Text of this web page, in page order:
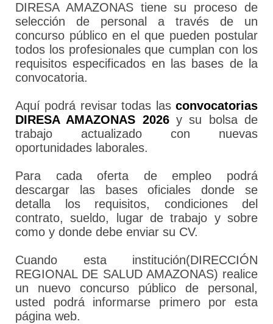
DIRESA AMAZONAS tiene su proceso de
selección de personal a través de un
concurso público en el que pueden postular
todos los profesionales que cumplan con los
requisitos especificados en las bases de la
convocatoria.
Aquí podrá revisar todas las convocatorias
DIRESA AMAZONAS 2026y su bolsa de
trabajo actualizado con nuevas
oportunidades laborales.
Para cada oferta de empleo podrá
descargar las bases oficiales donde se
detalla los requisitos, condiciones del
contrato, sueldo, lugar de trabajo y sobre
como y donde debe enviar su CV.
Cuando esta institución(DIRECCIÓN
REGIONAL DE SALUD AMAZONAS) realice
un nuevo concurso público de personal,
usted podrá informarse primero por esta
página web.